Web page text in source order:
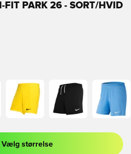
FIT PARK 26 - SORT/HVID
ind eller tilmelde dig som medlem
Vælg størrelse